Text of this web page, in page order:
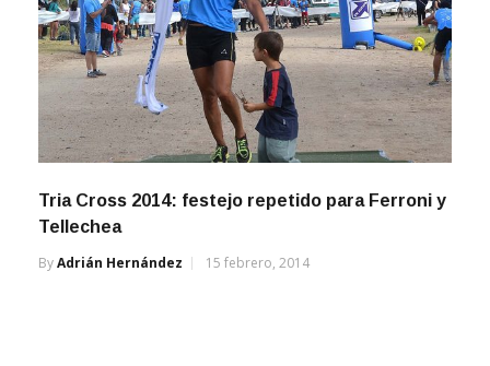
Tria Cross 2014: festejo repetido para Ferroni y
Tellechea
ByAdrián Hernández 15 febrero, 2014